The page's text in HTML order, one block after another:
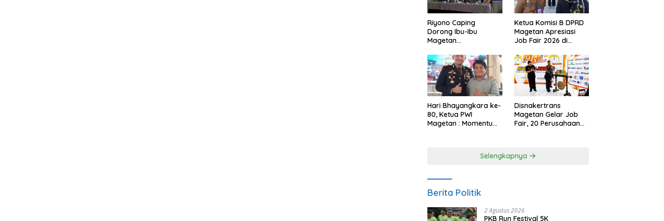
Riyono Caping
Dorong Ibu-Ibu
Magetan
Ikan, Perkuat Budaya
Gemar Makan Ikan
Ketua Komisi B DPRD
Magetan Apresiasi
Job Fair 2026 di
Anggaran
Hari Bhayangkara ke-
80, Ketua PWI
Magetan : Momentum
Disnakertrans
Magetan Gelar Job
Fair, 20 Perusahaan
Selengkapnya
Berita Politik
2 Agustus 2026
PKB Run Festival 5K